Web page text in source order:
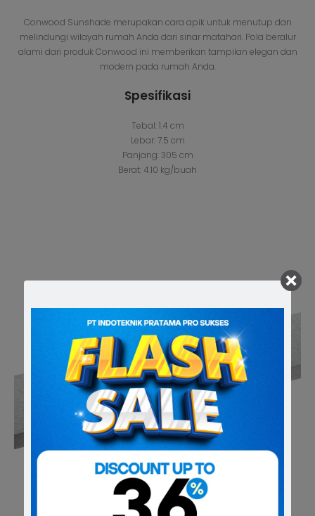
Conwood Sunshade merupakan cara apik untuk menutup dan
melindungi wilayah rumah Anda dari sinar matahari. Pola beralur
alami dari produk Conwood ini memberikan tampilan elegan dan
modern pada rumah Anda.
Spesifikasi
Tebal: 1.4 cm
Lebar: 7.5 cm
Panjang: 305 cm
Berat: 4.10 kg/buah
Conwood Plank 2"